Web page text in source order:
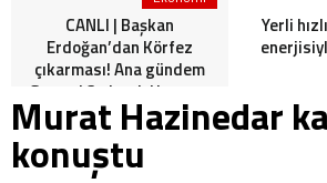
CANLI | Başkan
Erdoğan’dan Körfez
çıkarması! Ana gündem
Gazze | 3. durak Umman.
Yerli
Murat Hazinedar
konuştu